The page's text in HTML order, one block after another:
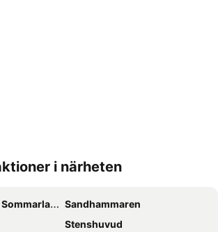
i närheten
Sandhammaren
Stenshuvud